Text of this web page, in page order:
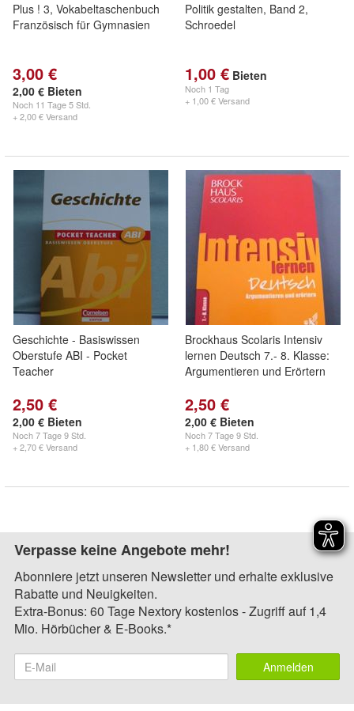
Plus ! 3, Vokabeltaschenbuch
Französisch für Gymnasien
3,00 €
2,00 € Bieten
Noch 11 Tage 5 Std.
+ 2,00 € Versand
Politik gestalten, Band 2,
Schroedel
1,00 € Bieten
Noch 1 Tag
+ 1,00 € Versand
Geschichte - Basiswissen
Oberstufe ABI - Pocket
Teacher
2,50 €
2,00 € Bieten
Noch7 Tage 9 Std.
+ 2,70 € Versand
Brockhaus Scolaris Intensiv
lernen Deutsch 7.- 8. Klasse:
Argumentieren und Erörtern
2,50 €
2,00 € Bieten
Noch7 Tage 9 Std.
+ 1,80 € Versand
Verpasse keine Angebote mehr!
Abonniere jetzt unseren Newsletter und erhalte exklusive
Rabatte und Neuigkeiten.
Extra-Bonus: 60 Tage Nextory kostenlos - Zugriff auf 1,4
Mio. Hörbücher & E-Books.*
Anmelden